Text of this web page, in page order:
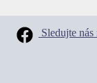
Sledujte